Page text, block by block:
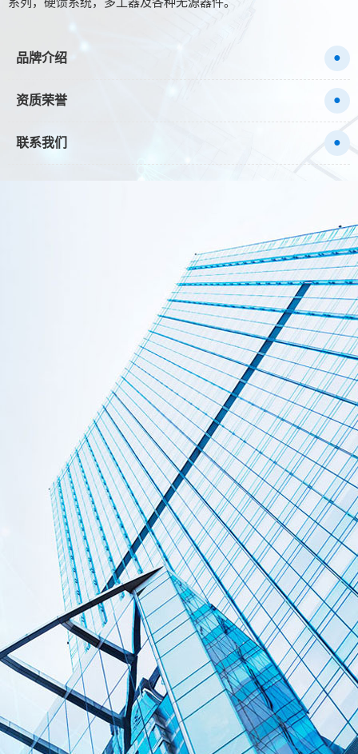
品牌介绍 ●
资质荣誉 ●
联系我们 ●